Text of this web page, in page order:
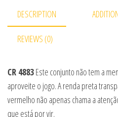
DESCRIPTION
REVIEWS (0)
CR 4883Este conjunto não tem a
aproveite o jogo. A renda preta
vermelho não apenas chama a
que está por vir.